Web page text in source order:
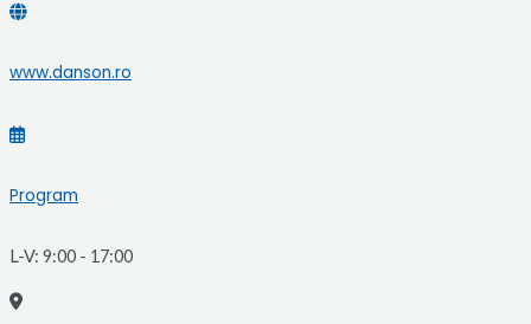
www.danson.ro
Program
L-V: 9:00 - 17:00